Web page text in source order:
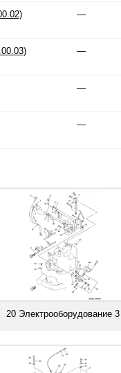
—
—
—
—
20 Электрооборудование 3